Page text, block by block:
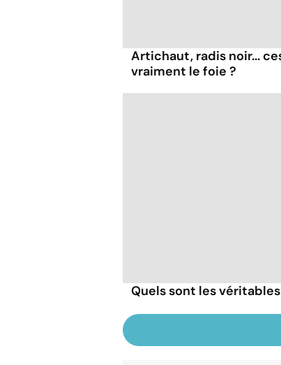
Artichaut, radis noir...
vraiment le foie ?
Quels sont les